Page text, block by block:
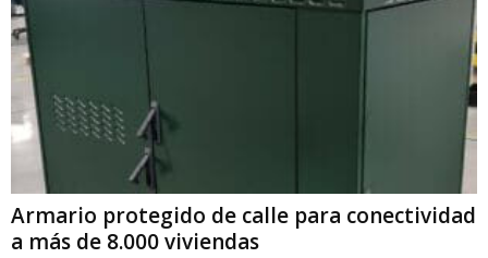
Armario protegido de calle para conectividad
a más de 8.000 viviendas